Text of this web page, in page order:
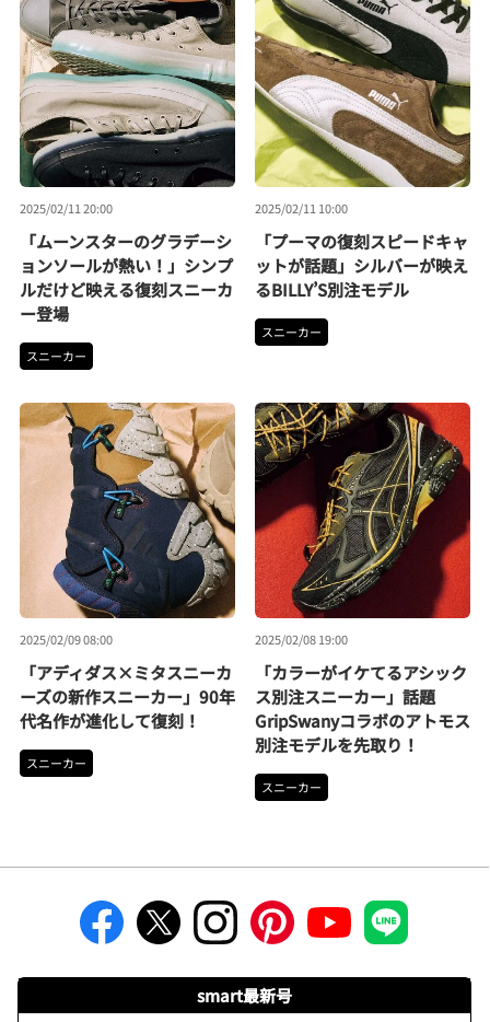
2025/02/11 20:00
「ムーンスターのグラデーシ
ョンソールが熱い！」シンプ
ルだけど映える復刻スニーカ
ー登場
スニーカー
2025/02/11 10:00
「プーマの復刻スピードキャ
ットが話題」シルバーが映え
るBILLY’S別注モデル
スニーカー
2025/02/09 08:00
「アディダス×ミタスニーカ
ーズの新作スニーカー」90年
代名作が進化して復刻！
スニーカー
2025/02/08 19:00
「カラーがイケてるアシック
ス別注スニーカー」話題
GripSwanyコラボのアトモス
別注モデルを先取り！
スニーカー
smart最新号